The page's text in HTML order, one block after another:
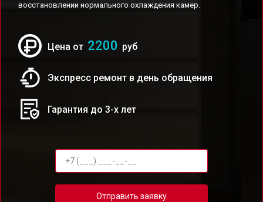
восстановлении нормального охлаждения камер.
Цена от 2200 руб
Экспресс ремонт в день обращения
Гарантия до 3-х лет
Отправить заявку